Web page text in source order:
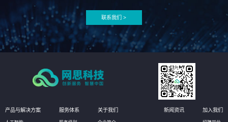
联系我们 >
产品与解决方案 服务体系 关于我们 新闻资讯 加入我们